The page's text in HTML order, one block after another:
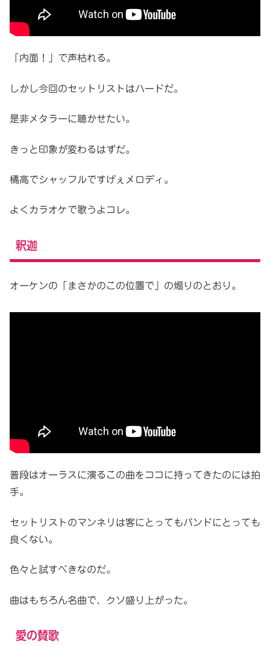
「内面！」で声枯れる。
しかし今回のセットリストはハードだ。
是非メタラーに聴かせたい。
きっと印象が変わるはずだ。
橘高でシャッフルですげぇメロディ。
よくカラオケで歌うよコレ。
釈迦
オーケンの「まさかのこの位置で」の煽りのとおり。
普段はオーラスに演るこの曲をココに持ってきたのには拍
手。
セットリストのマンネリは客にとってもバンドにとっても
良くない。
色々と試すべきなのだ。
曲はもちろん名曲で、クソ盛り上がった。
愛の賛歌